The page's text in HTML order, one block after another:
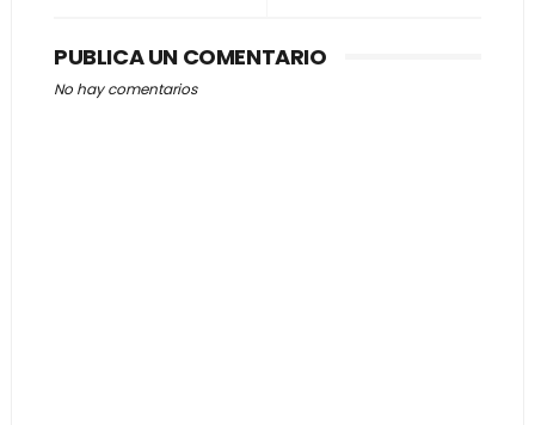
PUBLICA UN COMENTARIO
No hay comentarios